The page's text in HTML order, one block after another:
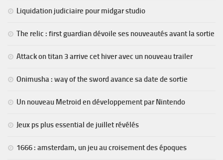
Liquidation judiciaire pour midgar studio
The relic : first guardian dévoile ses nouveautés avant la sortie
Attack on titan 3 arrive cet hiver avec un nouveau trailer
Onimusha : way of the sword avance sa date de sortie
Un nouveau Metroid en développement par Nintendo
Jeux ps plus essential de juillet révélés
1666 : amsterdam, un jeu au croisement des époques